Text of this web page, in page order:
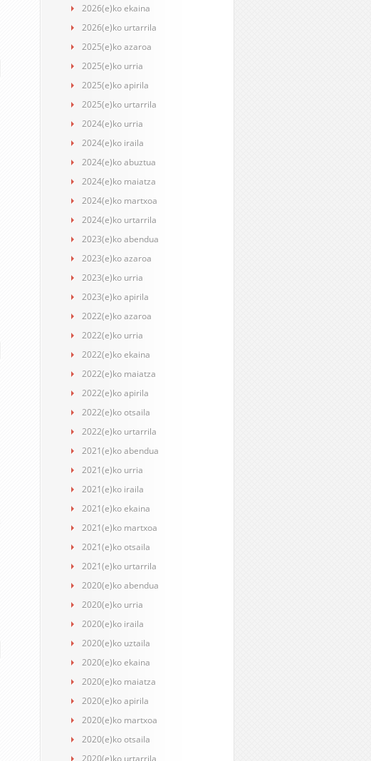
2026(e)ko ekaina
2026(e)ko urtarrila
2025(e)ko azaroa
2025(e)ko urria
2025(e)ko apirila
2025(e)ko urtarrila
2024(e)ko urria
2024(e)ko iraila
2024(e)ko abuztua
2024(e)ko maiatza
2024(e)ko martxoa
2024(e)ko urtarrila
2023(e)ko abendua
2023(e)ko azaroa
2023(e)ko urria
2023(e)ko apirila
2022(e)ko azaroa
2022(e)ko urria
2022(e)ko ekaina
2022(e)ko maiatza
2022(e)ko apirila
2022(e)ko otsaila
2022(e)ko urtarrila
2021(e)ko abendua
2021(e)ko urria
2021(e)ko iraila
2021(e)ko ekaina
2021(e)ko martxoa
2021(e)ko otsaila
2021(e)ko urtarrila
2020(e)ko abendua
2020(e)ko urria
2020(e)ko iraila
2020(e)ko uztaila
2020(e)ko ekaina
2020(e)ko maiatza
2020(e)ko apirila
2020(e)ko martxoa
2020(e)ko otsaila